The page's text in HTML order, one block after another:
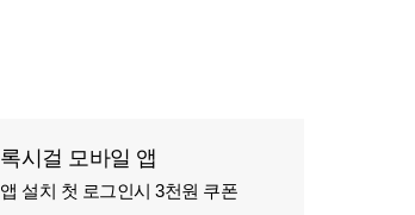
록시걸 모바일 앱
앱 설치 첫 로그인시 3천원 쿠폰